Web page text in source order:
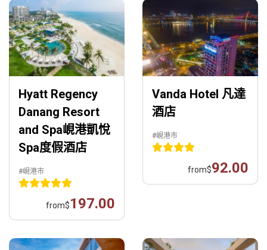
Hyatt Regency
Danang Resort
and Spa峴港凱悅
Spa度假酒店
#峴港市
from$197.00
Vanda Hotel 凡達
酒店
#峴港市
from$92.00